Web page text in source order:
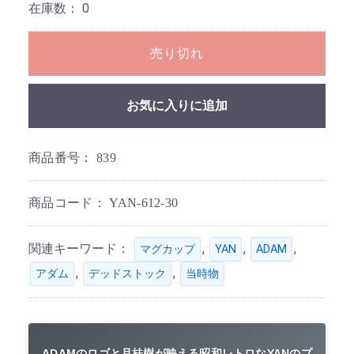
在庫数： 0
売り切れ
お気に入りに追加
商品番号： 839
商品コード：YAN-612-30
関連キーワード： マグカップ , YAN , ADAM ,
アダム , デッドストック , 当時物